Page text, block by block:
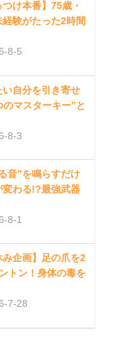
つけ本番】75歳・
経験がたった2時間
8-5
い自分を引き寄せ
のマスターキー”と
8-3
音”を鳴らすだけ
変わる!?最強武器
8-1
み企画】足の爪を2
トン！身体の毒を
7-28